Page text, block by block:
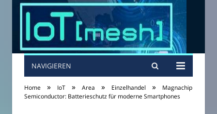
NAVIGIEREN
Home » IoT » Area » Einzelhandel »
Magnachip
Semiconductor: Batterieschutz für moderne Smartphones